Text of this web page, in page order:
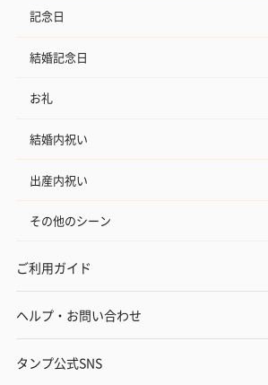
記念日
結婚記念日
お礼
結婚内祝い
出産内祝い
その他のシーン
ご利用ガイド
ヘルプ・お問い合わせ
タンプ公式SNS